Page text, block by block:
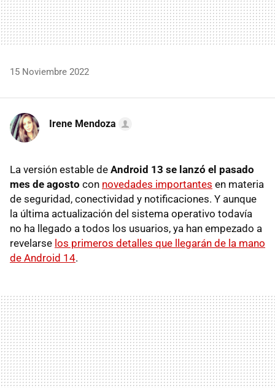
15 Noviembre 2022
Irene Mendoza
La versión estable de Android 13 se lanzó el pasado
mes de agosto con novedades importantes en materia
de seguridad, conectividad y notificaciones. Y aunque
la última actualización del sistema operativo todavía
no ha llegado a todos los usuarios, ya han empezado a
revelarse los primeros detalles que llegarán de la mano
de Android 14.